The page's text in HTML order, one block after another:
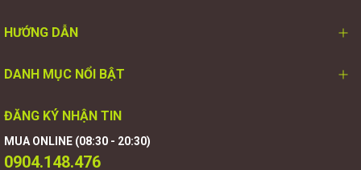
HƯỚNG DẪN
DANH MỤC NỔI BẬT
ĐĂNG KÝ NHẬN TIN
MUA ONLINE (08:30 - 20:30)
0904.148.476